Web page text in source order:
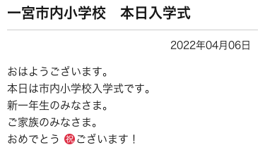
一宮市内小学校 本日入学式
2022年04月06日
おはようございます。
本日は市内小学校入学式です。
新一年生のみなさま。
ご家族のみなさま。
おめでとう
ございます！